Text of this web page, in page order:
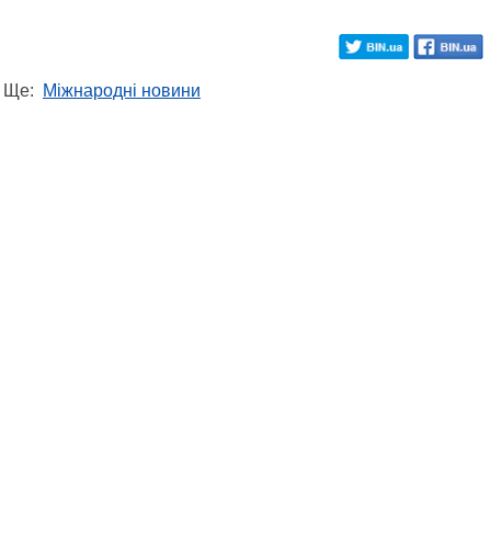
Ще: Міжнародні новини